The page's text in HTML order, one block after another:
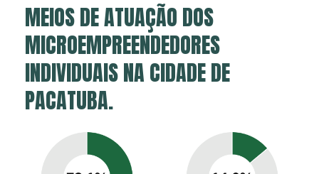
MEIOS DE ATUAÇÃO DOS
MICROEMPREENDEDORES
INDIVIDUAIS NA CIDADE DE
PACATUBA.